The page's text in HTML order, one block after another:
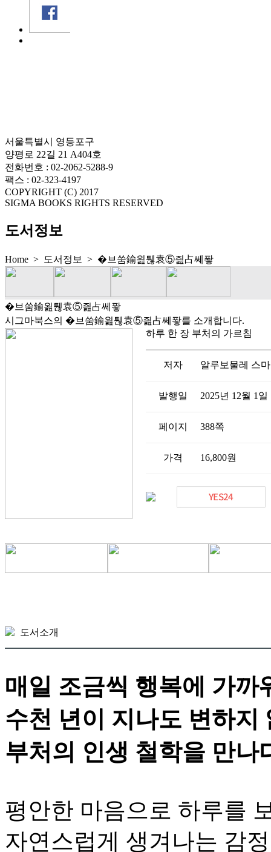
서울특별시 영등포구
양평로 22길 21 A404호
전화번호 : 02-2062-5288-9
팩스 : 02-323-4197
COPYRIGHT (C) 2017
SIGMA BOOKS RIGHTS RESERVED
도서정보
Home > 도서정보 > �브쑴鍮욆퉪袁⑤즲占쎄퐣
�브쑴鍮욆퉪袁⑤즲占쎄퐣
시그마북스의 �브쑴鍮욆퉪袁⑤즲占쎄퐣를 소개합니다.
하루 한 장 부처의 가르침
저자 알루보물레 스
발행일 2025년 12월 1일
페이지 388쪽
가격 16,800원
도서소개
매일 조금씩 행복에 가까
수천 년이 지나도 변하지
부처의 인생 철학을 만나
평안한 마음으로 하루를
자연스럽게 생겨나는 감